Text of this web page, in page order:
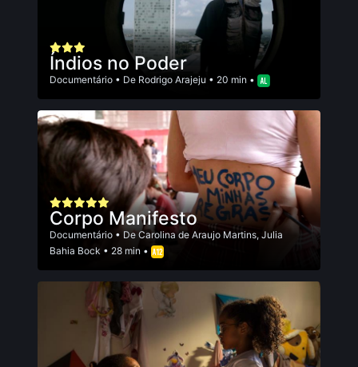
Índios no Poder
Documentário • De Rodrigo Arajeju • 20 min •
Corpo Manifesto
Documentário • De Carolina de Araujo Martins, Julia
Bahia Bock • 28 min •